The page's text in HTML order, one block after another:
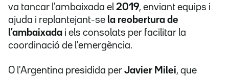
va tancar l'ambaixada el 2019, enviant equips i
ajuda i replantejant-se la reobertura de
l'ambaixada i els consolats per facilitar la
coordinació de l'emergència.
O l'Argentina presidida per Javier Milei, que